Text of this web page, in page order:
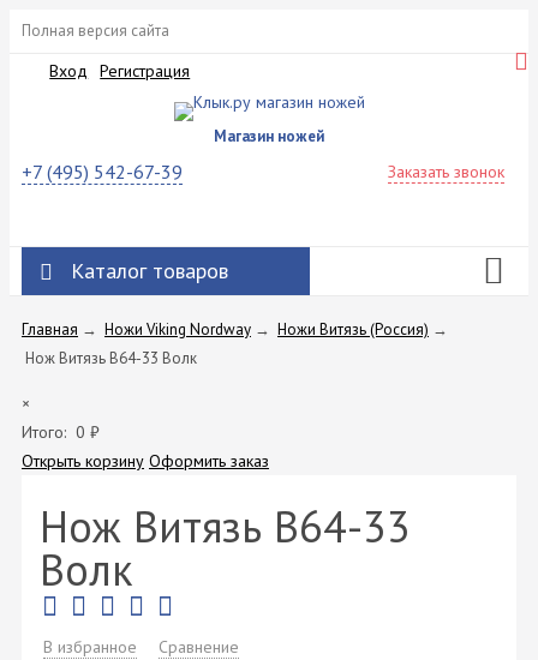
Полная версия сайта
Вход Регистрация
Магазин ножей
+7 (495) 542-67-39 Заказать звонок
Каталог товаров
Главная → Ножи Viking Nordway → Ножи Витязь (Россия) →
Нож Витязь B64-33 Волк
×
Итого: 0 ₽
Открыть корзину Оформить заказ
Нож Витязь B64-33
Волк
В избранное Сравнение